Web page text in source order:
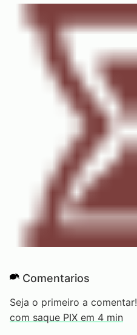
Comentarios
Seja o primeiro a comentar!
com saque PIX em 4 min